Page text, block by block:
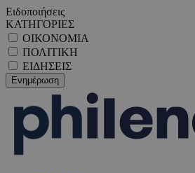
Ειδοποιήσεις
ΚΑΤΗΓΟΡΙΕΣ
ΟΙΚΟΝΟΜΙΑ
ΠΟΛΙΤΙΚΗ
ΕΙΔΗΣΕΙΣ